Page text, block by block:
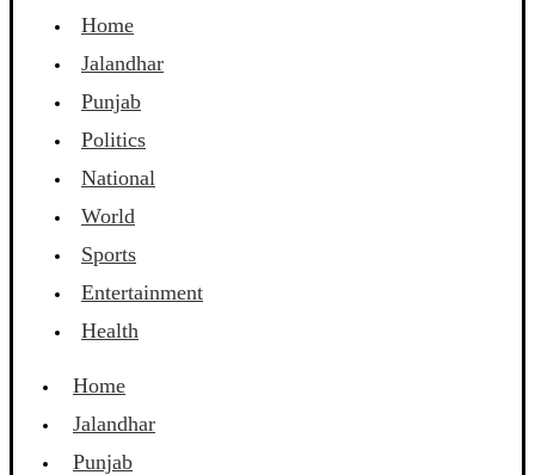
Home
Jalandhar
Punjab
Politics
National
World
Sports
Entertainment
Health
Home
Jalandhar
Punjab